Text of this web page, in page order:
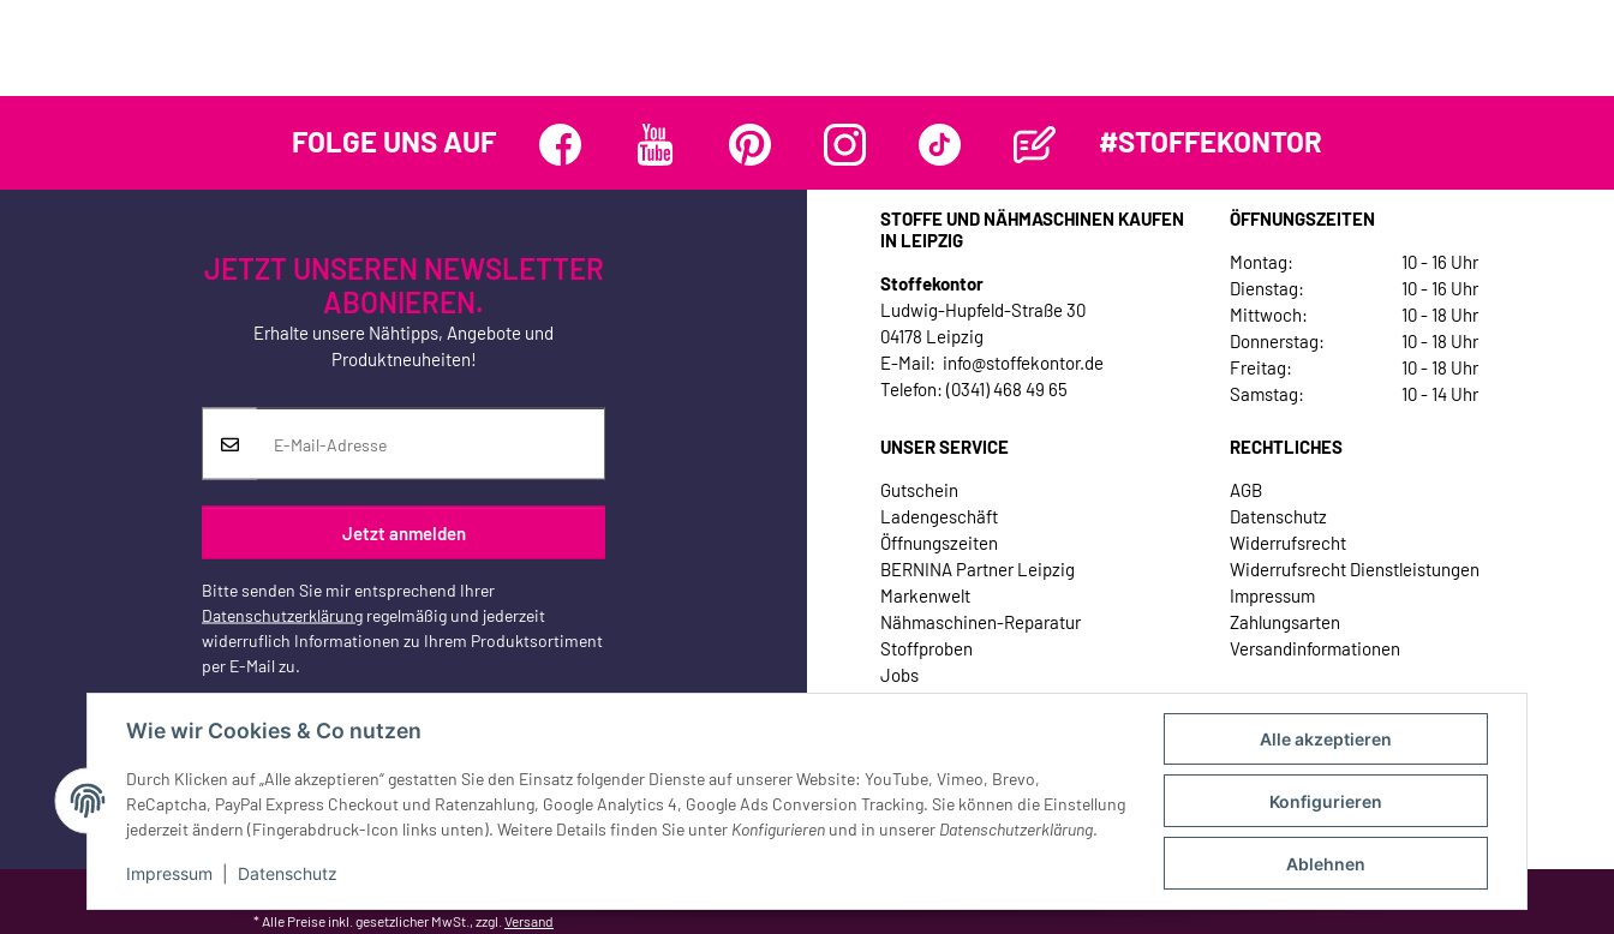
Alle akzeptieren
Konfigurieren
Ablehnen
Wie wir Cookies & Co nutzen
Durch Klicken auf „Alle akzeptieren“ gestatten Sie den Einsatz folgender Dienste auf unserer Website: YouTube, Vimeo, Brevo,
ReCaptcha, PayPal Express Checkout und Ratenzahlung, Google Analytics 4, Google Ads Conversion Tracking. Sie können die Einstellung
jederzeit ändern (Fingerabdruck-Icon links unten). Weitere Details finden Sie unter Konfigurieren und in unserer Datenschutzerklärung.
Impressum Datenschutz
FOLGE UNS AUF #STOFFEKONTOR
JETZT UNSEREN NEWSLETTER
ABONIEREN.
Erhalte unsere Nähtipps, Angebote und
Produktneuheiten!
Jetzt anmelden
Bitte senden Sie mir entsprechend Ihrer
Datenschutzerklärung regelmäßig und jederzeit
widerruflich Informationen zu Ihrem Produktsortiment
per E-Mail zu.
Vertrag widerrufen
STOFFE UND NÄHMASCHINEN KAUFEN
IN LEIPZIG
Stoffekontor
Ludwig-Hupfeld-Straße 30
04178 Leipzig
E-Mail: info@stoffekontor.de
Telefon: (0341) 468 49 65
ÖFFNUNGSZEITEN
Montag:
10 - 16 Uhr
Dienstag:
10 - 16 Uhr
Mittwoch:
10 - 18 Uhr
Donnerstag:
10 - 18 Uhr
Freitag:
10 - 18 Uhr
Samstag:
10 - 14 Uhr
UNSER SERVICE
Gutschein
Ladengeschäft
Öffnungszeiten
BERNINA Partner Leipzig
Markenwelt
Nähmaschinen-Reparatur
Stoffproben
Jobs
Kontakt
RECHTLICHES
AGB
Datenschutz
Widerrufsrecht
Widerrufsrecht Dienstleistungen
Impressum
Zahlungsarten
Versandinformationen
* Alle Preise inkl. gesetzlicher MwSt., zzgl. Versand